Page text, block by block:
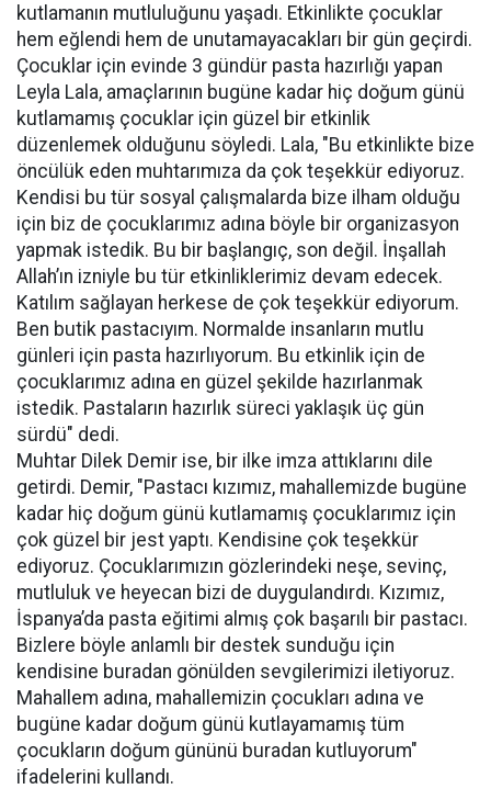
kutlamanın mutluluğunu yaşadı. Etkinlikte çocuklar
hem eğlendi hem de unutamayacakları bir gün geçirdi.
Çocuklar için evinde 3 gündür pasta hazırlığı yapan
Leyla Lala, amaçlarının bugüne kadar hiç doğum günü
kutlamamış çocuklar için güzel bir etkinlik
düzenlemek olduğunu söyledi. Lala, "Bu etkinlikte bize
öncülük eden muhtarımıza da çok teşekkür ediyoruz.
Kendisi bu tür sosyal çalışmalarda bize ilham olduğu
için biz de çocuklarımız adına böyle bir organizasyon
yapmak istedik. Bu bir başlangıç, son değil. İnşallah
Allah’ın izniyle bu tür etkinliklerimiz devam edecek.
Katılım sağlayan herkese de çok teşekkür ediyorum.
Ben butik pastacıyım. Normalde insanların mutlu
günleri için pasta hazırlıyorum. Bu etkinlik için de
çocuklarımız adına en güzel şekilde hazırlanmak
istedik. Pastaların hazırlık süreci yaklaşık üç gün
sürdü" dedi.
Muhtar Dilek Demir ise, bir ilke imza attıklarını dile
getirdi. Demir, "Pastacı kızımız, mahallemizde bugüne
kadar hiç doğum günü kutlamamış çocuklarımız için
çok güzel bir jest yaptı. Kendisine çok teşekkür
ediyoruz. Çocuklarımızın gözlerindeki neşe, sevinç,
mutluluk ve heyecan bizi de duygulandırdı. Kızımız,
İspanya’da pasta eğitimi almış çok başarılı bir pastacı.
Bizlere böyle anlamlı bir destek sunduğu için
kendisine buradan gönülden sevgilerimizi iletiyoruz.
Mahallem adına, mahallemizin çocukları adına ve
bugüne kadar doğum günü kutlayamamış tüm
çocukların doğum gününü buradan kutluyorum"
ifadelerini kullandı.